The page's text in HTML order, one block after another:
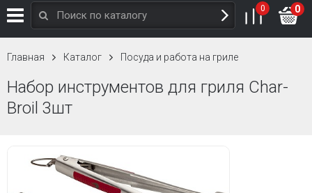
0 0
Главная Каталог Посуда и работа на гриле
Набор инструментов для гриля Char-
Broil 3шт